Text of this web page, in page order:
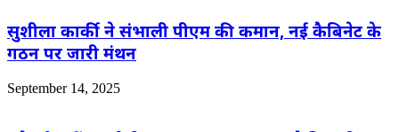
सुशीला कार्की ने संभाली पीएम की कमान, नई कैबिनेट के
गठन पर जारी मंथन
September 14, 2025